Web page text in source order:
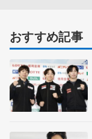
おすすめ記事